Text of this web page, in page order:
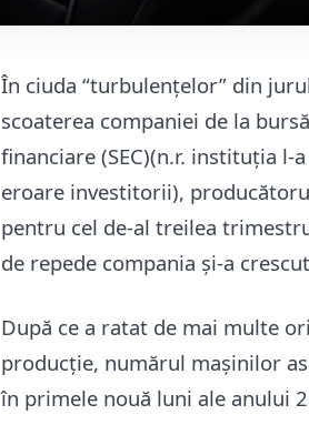
În ciuda “turbulențelor” din
scoaterea companiei de la
financiare (SEC)(n.r. instituția l-
eroare investitorii),
pentru cel de-al treilea
de repede compania și-a
După ce a ratat de mai multe
producție, numărul mașinilor
în primele nouă luni ale anului